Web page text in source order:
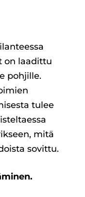
on laadittu
pohjille.
tulee
mitä
sovittu.